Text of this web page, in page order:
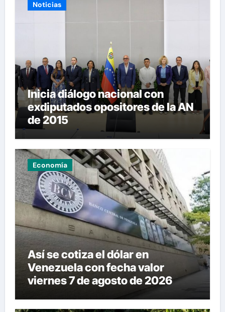
Noticias
Inicia diálogo nacional con
exdiputados opositores de la AN
de 2015
Economía
Así se cotiza el dólar en
Venezuela con fecha valor
viernes 7 de agosto de 2026